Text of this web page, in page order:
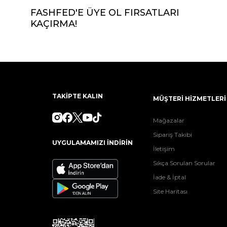
FASHFED'E ÜYE OL FIRSATLARI
KAÇIRMA!
TAKİPTE KALIN
UYGULAMAMIZI İNDİRİN
MÜŞTERİ HİZMETLERİ
Mağazalar
Sipariş Takibi
İletişim
Sıkça Sorulan Sorular
İade & İptal
Site Haritası